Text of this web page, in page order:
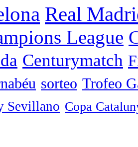
Real
League
Centurymatch
sorteo Trofeo
Sevillano Copa